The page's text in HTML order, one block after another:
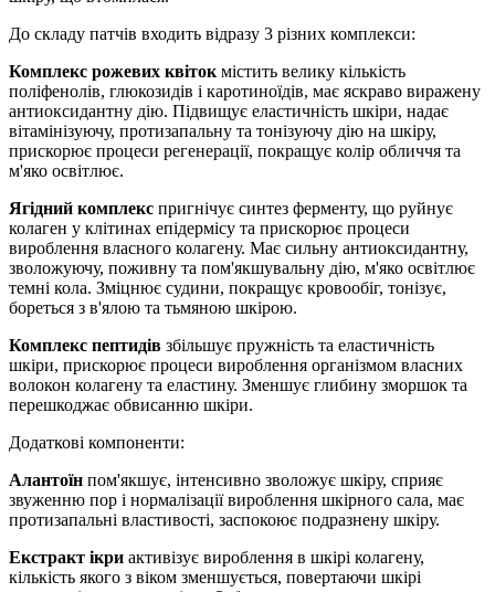
До складу патчів входить відразу 3 різних комплекси:
Комплекс рожевих квіток містить велику кількість
поліфенолів, глюкозидів і каротиноїдів, має яскраво виражену
антиоксидантну дію. Підвищує еластичність шкіри, надає
вітамінізуючу, протизапальну та тонізуючу дію на шкіру,
прискорює процеси регенерації, покращує колір обличчя та
м'яко освітлює.
Ягідний комплекс пригнічує синтез ферменту, що руйнує
колаген у клітинах епідермісу та прискорює процеси
вироблення власного колагену. Має сильну антиоксидантну,
зволожуючу, поживну та пом'якшувальну дію, м'яко освітлює
темні кола. Зміцнює судини, покращує кровообіг, тонізує,
бореться з в'ялою та тьмяною шкірою.
Комплекс пептидів збільшує пружність та еластичність
шкіри, прискорює процеси вироблення організмом власних
волокон колагену та еластину. Зменшує глибину зморшок та
перешкоджає обвисанню шкіри.
Додаткові компоненти:
Алантоїн пом'якшує, інтенсивно зволожує шкіру, сприяє
звуженню пор і нормалізації вироблення шкірного сала, має
протизапальні властивості, заспокоює подразнену шкіру.
Екстракт ікри активізує вироблення в шкірі колагену,
кількість якого з віком зменшується, повертаючи шкірі